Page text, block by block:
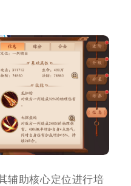
辅助核心定位进行培